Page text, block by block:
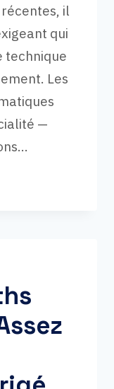
récentes, il
qui
technique
Les
—